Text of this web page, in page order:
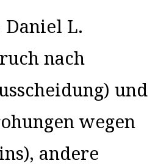
Daniel L.
nach
und
wegen
andere